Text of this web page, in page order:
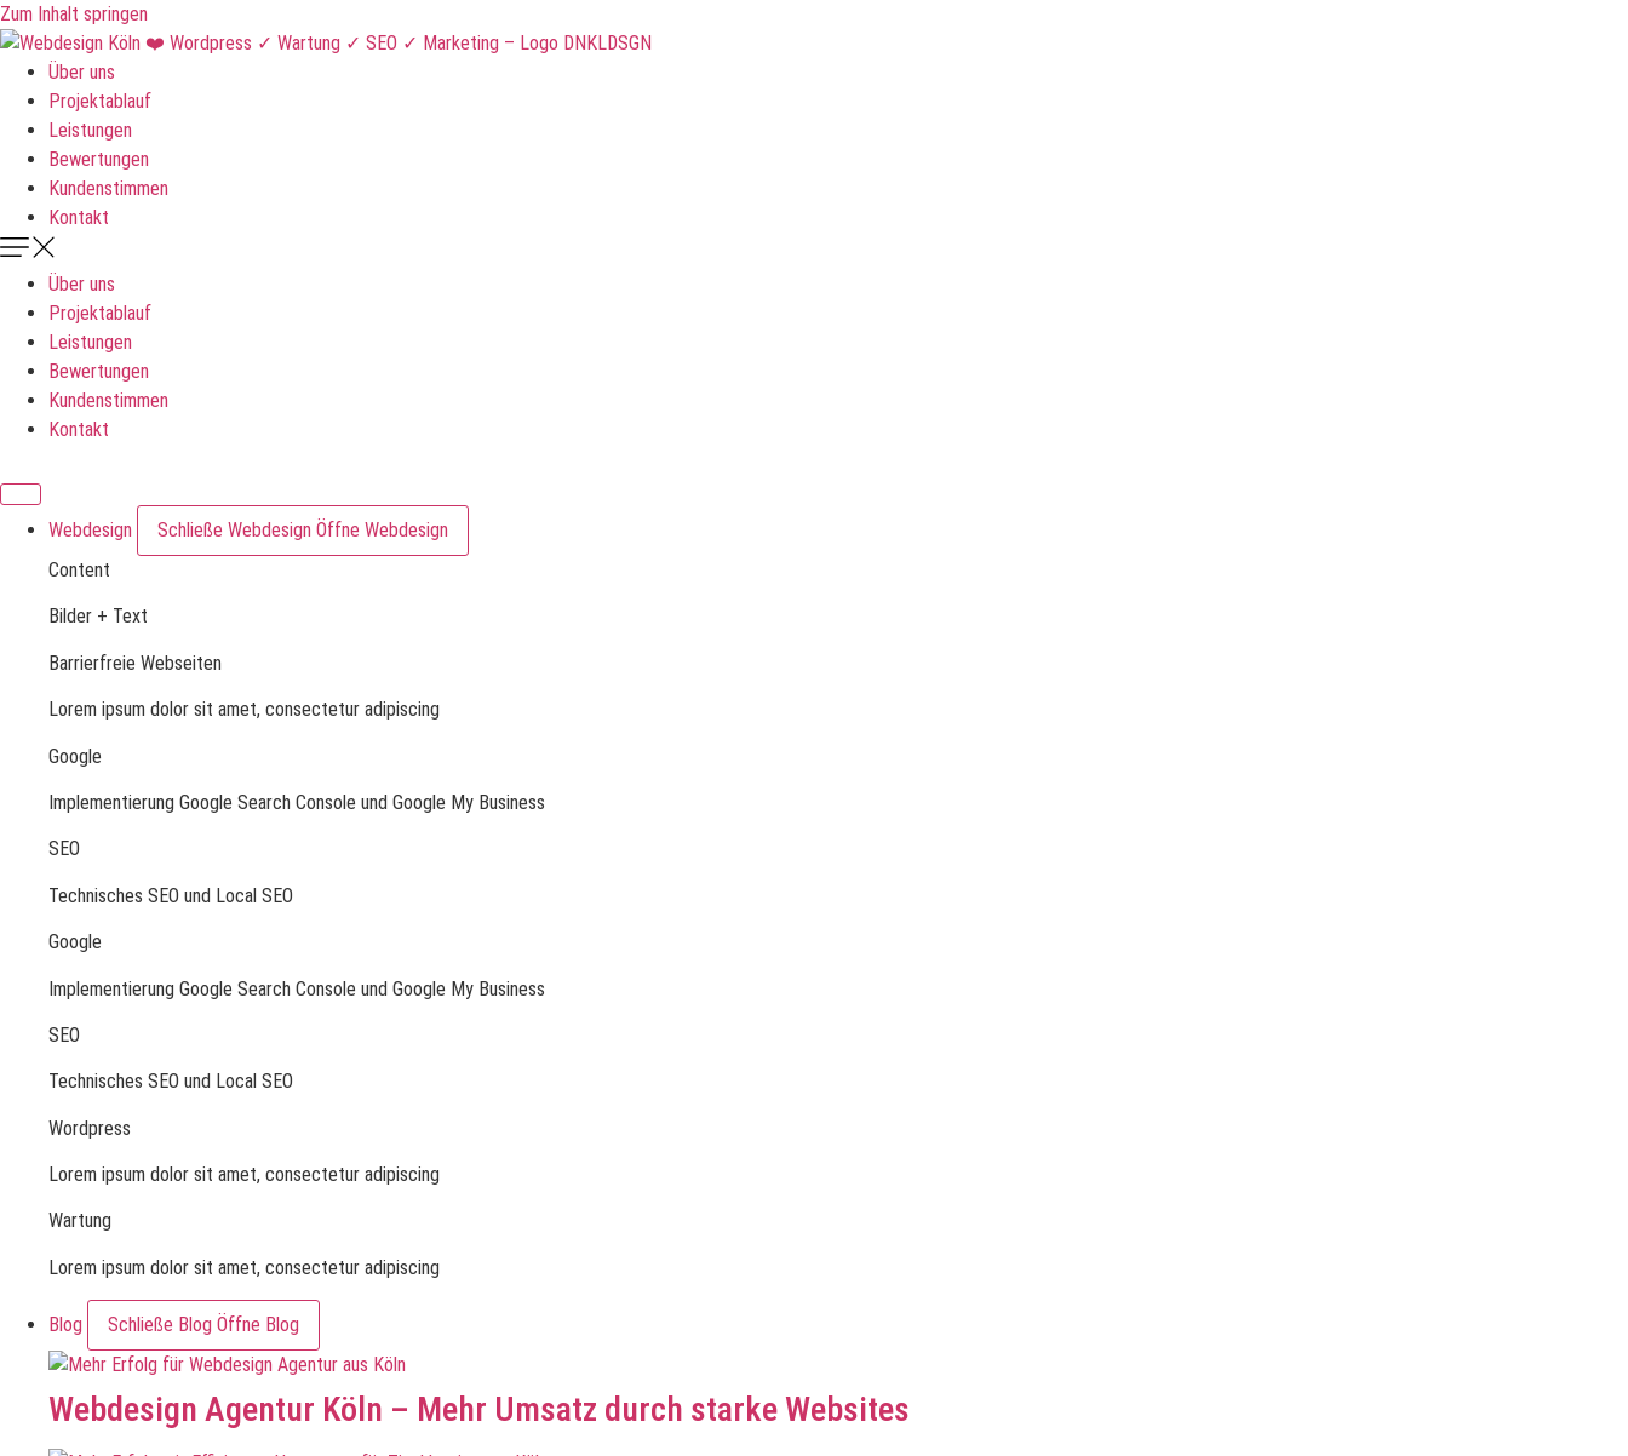
Zum Inhalt springen
Über uns
Projektablauf
Leistungen
Bewertungen
Kundenstimmen
Kontakt
Über uns
Projektablauf
Leistungen
Bewertungen
Kundenstimmen
Kontakt
Webdesign Schließe Webdesign Öffne Webdesign
Content
Bilder + Text
Barrierfreie Webseiten
Lorem ipsum dolor sit amet, consectetur adipiscing
Google
Implementierung Google Search Console und Google My Business
SEO
Technisches SEO und Local SEO
Google
Implementierung Google Search Console und Google My Business
SEO
Technisches SEO und Local SEO
Wordpress
Lorem ipsum dolor sit amet, consectetur adipiscing
Wartung
Lorem ipsum dolor sit amet, consectetur adipiscing
Blog Schließe Blog Öffne Blog
Webdesign Agentur Köln – Mehr Umsatz durch starke Websites